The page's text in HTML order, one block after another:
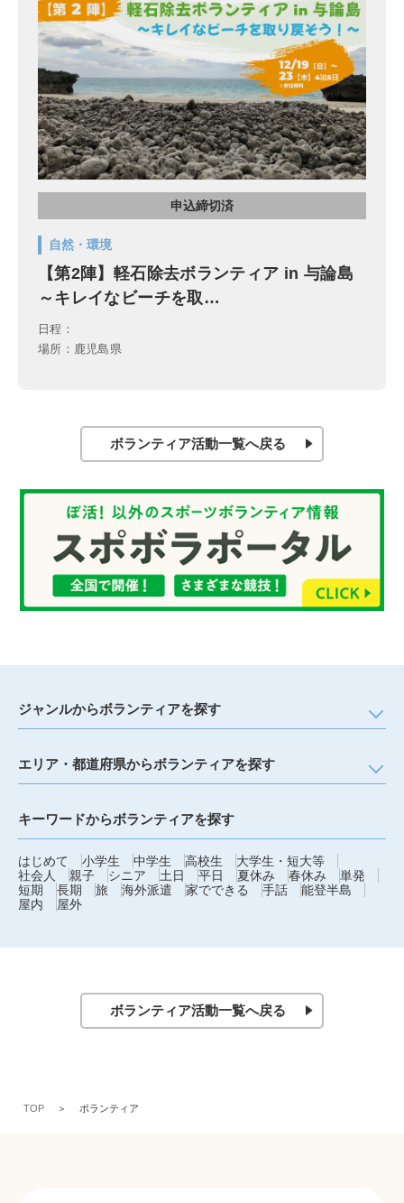
申込締切済
自然・環境
【第2陣】軽石除去ボランティア in 与論島
～キレイなビーチを取…
日程：
場所：鹿児島県
ボランティア活動一覧へ戻る
ジャンルからボランティアを探す
エリア・都道府県からボランティアを探す
キーワードからボランティアを探す
はじめて 小学生 中学生 高校生
大学生・短大等
社会人
親子 シニア 土日 平日 夏休み 春休み
単発
短期
長期 旅 海外派遣 家でできる 手話
能登半島
屋内
屋外
ボランティア活動一覧へ戻る
TOP ボランティア